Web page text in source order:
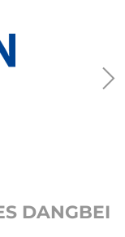
DANGBEI